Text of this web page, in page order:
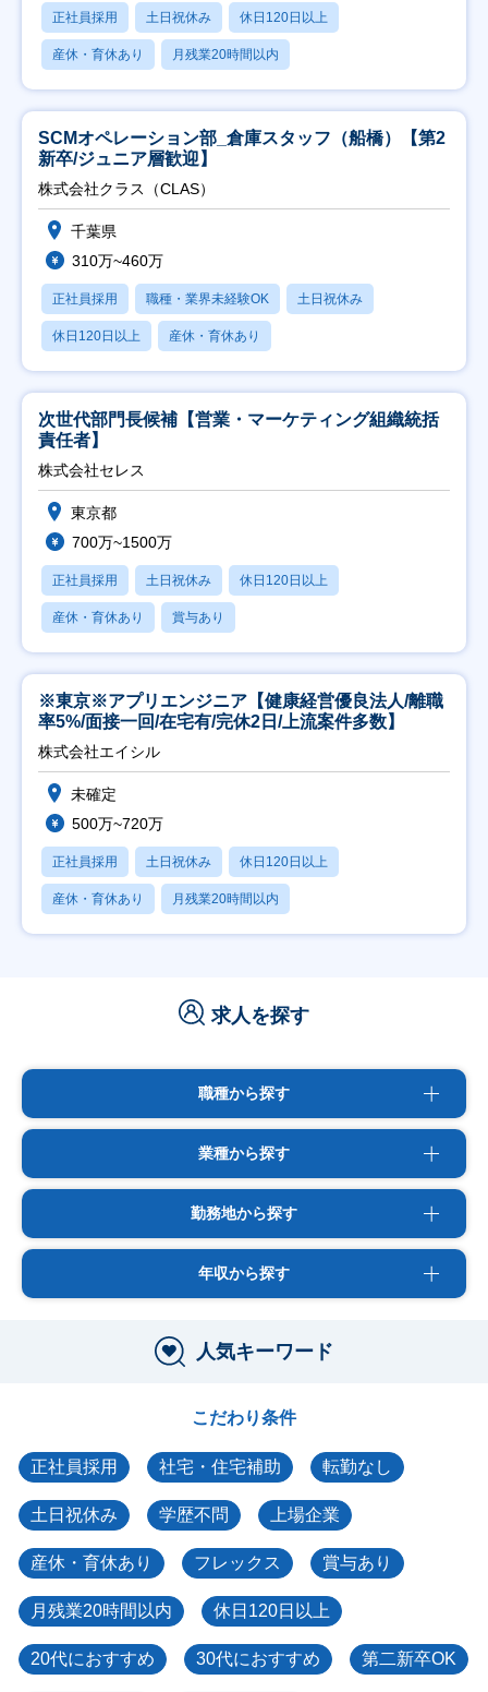
正社員採用 土日祝休み 休日120日以上
産休・育休あり 月残業20時間以内
SCMオペレーション部_倉庫スタッフ（船橋）【第2
新卒/ジュニア層歓迎】
株式会社クラス（CLAS）
千葉県
310万~460万
正社員採用 職種・業界未経験OK 土日祝休み
休日120日以上 産休・育休あり
次世代部門長候補【営業・マーケティング組織統括
責任者】
株式会社セレス
東京都
700万~1500万
正社員採用 土日祝休み 休日120日以上
産休・育休あり 賞与あり
※東京※アプリエンジニア【健康経営優良法人/離職
率5%/面接一回/在宅有/完休2日/上流案件多数】
株式会社エイシル
未確定
500万~720万
正社員採用 土日祝休み 休日120日以上
産休・育休あり 月残業20時間以内
求人を探す
職種から探す
業種から探す
勤務地から探す
年収から探す
人気キーワード
こだわり条件
正社員採用 社宅・住宅補助 転勤なし
土日祝休み 学歴不問 上場企業
産休・育休あり フレックス 賞与あり
月残業20時間以内 休日120日以上
20代におすすめ 30代におすすめ 第二新卒OK